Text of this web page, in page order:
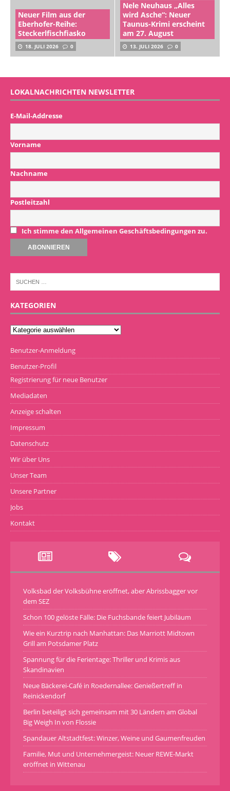
Neuer Film aus der
Eberhofer-Reihe:
Steckerlfischfiasko
18. JULI 2026 0
Nele Neuhaus „Alles
wird Asche“: Neuer
Taunus-Krimi erscheint
am 27. August
13. JULI 2026 0
LOKALNACHRICHTEN NEWSLETTER
E-Mail-Addresse
Vorname
Nachname
Postleitzahl
Ich stimme den Allgemeinen Geschäftsbedingungen zu.
KATEGORIEN
Benutzer-Anmeldung
Benutzer-Profil
Registrierung für neue Benutzer
Mediadaten
Anzeige schalten
Impressum
Datenschutz
Wir über Uns
Unser Team
Unsere Partner
Jobs
Kontakt
Volksbad der Volksbühne eröffnet, aber Abrissbagger vor
dem SEZ
Schon 100 gelöste Fälle: Die Fuchsbande feiert Jubiläum
Wie ein Kurztrip nach Manhattan: Das Marriott Midtown
Grill am Potsdamer Platz
Spannung für die Ferientage: Thriller und Krimis aus
Skandinavien
Neue Bäckerei-Café in Roedernallee: Genießertreff in
Reinickendorf
Berlin beteiligt sich gemeinsam mit 30 Ländern am Global
Big Weigh In von Flossie
Spandauer Altstadtfest: Winzer, Weine und Gaumenfreuden
Familie, Mut und Unternehmergeist: Neuer REWE-Markt
eröffnet in Wittenau